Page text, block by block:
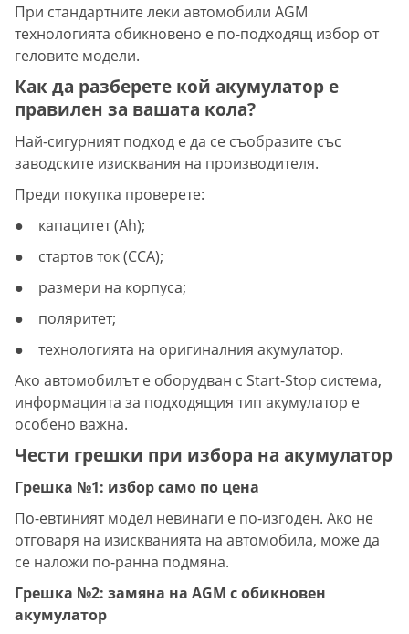
При стандартните леки автомобили AGM
технологията обикновено е по-подходящ избор от
геловите модели.
Как да разберете кой акумулатор е
правилен за вашата кола?
Най-сигурният подход е да се съобразите със
заводските изисквания на производителя.
Преди покупка проверете:
● капацитет (Ah);
● стартов ток (CCA);
● размери на корпуса;
● поляритет;
● технологията на оригиналния акумулатор.
Ако автомобилът е оборудван с Start-Stop система,
информацията за подходящия тип акумулатор е
особено важна.
Чести грешки при избора на акумулатор
Грешка №1: избор само по цена
По-евтиният модел невинаги е по-изгоден. Ако не
отговаря на изискванията на автомобила, може да
се наложи по-ранна подмяна.
Грешка №2: замяна на AGM с обикновен
акумулатор